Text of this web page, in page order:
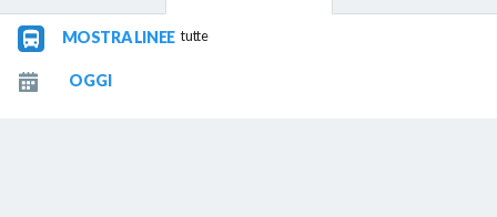
MOSTRA LINEE tutte